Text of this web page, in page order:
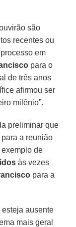
são
recentes ou
em
para o
de três anos
afirmou ser
milênio”.
preliminar que
a reunião
de
às vezes
para a
esteja ausente
mais geral